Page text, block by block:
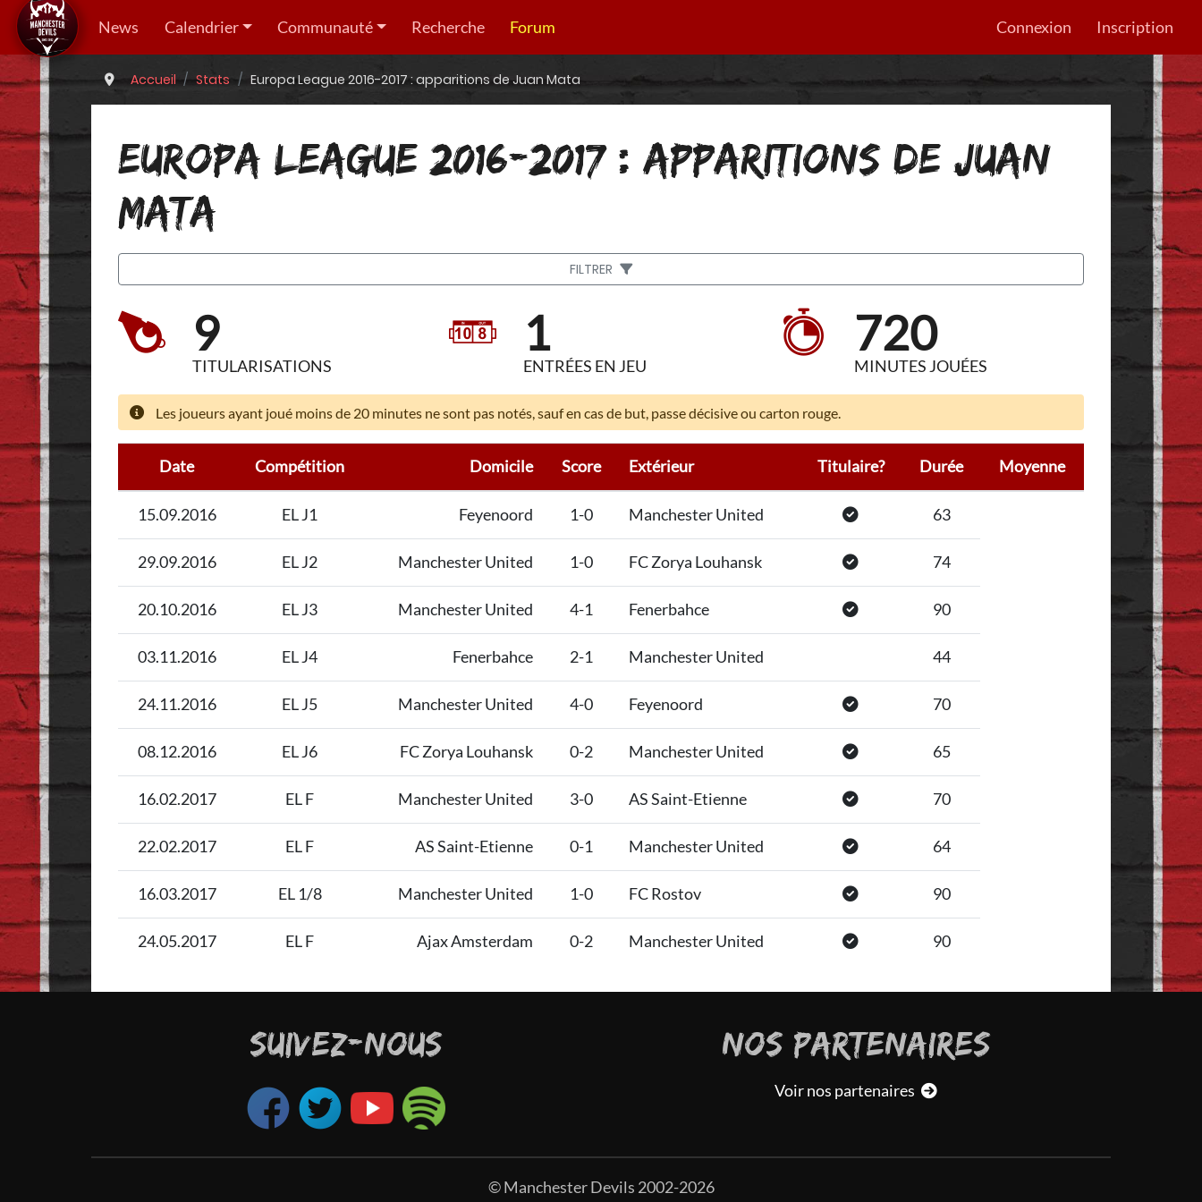
News Calendrier Communauté Recherche Forum Connexion Inscription
Accueil Stats Europa League 2016-2017 : apparitions de Juan Mata
EUROPA LEAGUE 2016-2017 : APPARITIONS DE JUAN
MATA
FILTRER
9
TITULARISATIONS
1
ENTRÉES EN JEU
720
MINUTES JOUÉES
Les joueurs ayant joué moins de 20 minutes ne sont pas notés, sauf en cas de but, passe décisive ou carton rouge.
Date Compétition Domicile Score Extérieur Titulaire? Durée Moyenne
15.09.2016 EL J1 Feyenoord 1-0 Manchester United 63
29.09.2016 EL J2 Manchester United 1-0 FC Zorya Louhansk 74
20.10.2016 EL J3 Manchester United 4-1 Fenerbahce 90
03.11.2016 EL J4 Fenerbahce 2-1 Manchester United 44
24.11.2016 EL J5 Manchester United 4-0 Feyenoord 70
08.12.2016 EL J6 FC Zorya Louhansk 0-2 Manchester United 65
16.02.2017 EL F Manchester United 3-0 AS Saint-Etienne 70
22.02.2017 EL F AS Saint-Etienne 0-1 Manchester United 64
16.03.2017 EL 1/8 Manchester United 1-0 FC Rostov 90
24.05.2017 EL F Ajax Amsterdam 0-2 Manchester United 90
SUIVEZ-NOUS NOS PARTENAIRES
Voir nos partenaires
© Manchester Devils 2002-2026